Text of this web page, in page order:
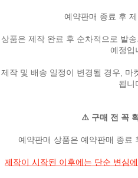
예약판매 종료 후
상품은 제작 완료 후 순차적으로 발
예정입
제작 및 배송 일정이 변경될 경우, 마
됩니
⚠️ 구매 전 꼭
예약판매 상품은 예약판매 종료
제작이 시작된 이후에는 단순 변심